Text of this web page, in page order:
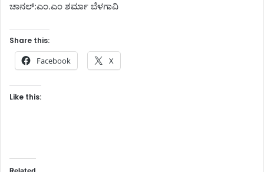
ಚಾನಲ್:ಎಂ.ಎಂ ಶರ್ಮಾ ಬೆಳಗಾವಿ
Share this:
Facebook X
Like this: